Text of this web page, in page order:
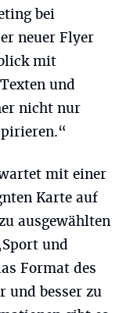
bei
neuer Flyer
mit
und
nicht nur
mit einer
Karte auf
ausgewählten
und
Format des
und besser zu